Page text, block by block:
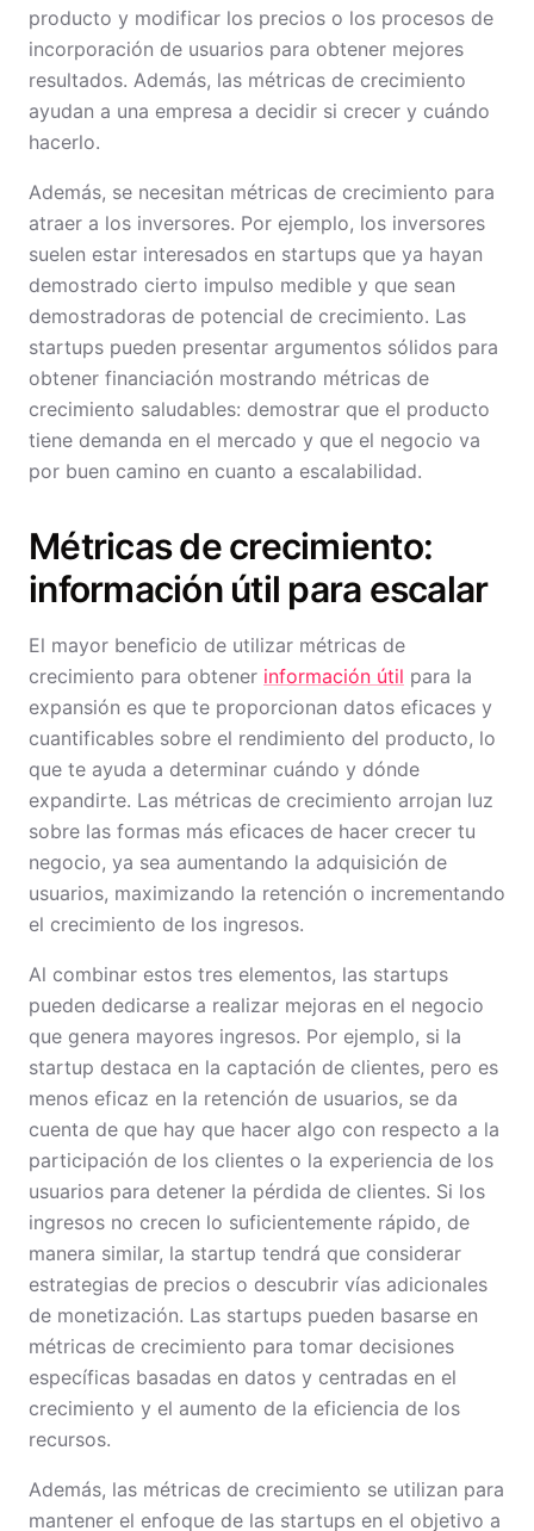
producto y modificar los precios o los procesos de
incorporación de usuarios para obtener mejores
resultados. Además, las métricas de crecimiento
ayudan a una empresa a decidir si crecer y cuándo
hacerlo.
Además, se necesitan métricas de crecimiento para
atraer a los inversores. Por ejemplo, los inversores
suelen estar interesados en startups que ya hayan
demostrado cierto impulso medible y que sean
demostradoras de potencial de crecimiento. Las
startups pueden presentar argumentos sólidos para
obtener financiación mostrando métricas de
crecimiento saludables: demostrar que el producto
tiene demanda en el mercado y que el negocio va
por buen camino en cuanto a escalabilidad.
Métricas de crecimiento:
información útil para escalar
El mayor beneficio de utilizar métricas de
crecimiento para obtener información útil para la
expansión es que te proporcionan datos eficaces y
cuantificables sobre el rendimiento del producto, lo
que te ayuda a determinar cuándo y dónde
expandirte. Las métricas de crecimiento arrojan luz
sobre las formas más eficaces de hacer crecer tu
negocio, ya sea aumentando la adquisición de
usuarios, maximizando la retención o incrementando
el crecimiento de los ingresos.
Al combinar estos tres elementos, las startups
pueden dedicarse a realizar mejoras en el negocio
que genera mayores ingresos. Por ejemplo, si la
startup destaca en la captación de clientes, pero es
menos eficaz en la retención de usuarios, se da
cuenta de que hay que hacer algo con respecto a la
participación de los clientes o la experiencia de los
usuarios para detener la pérdida de clientes. Si los
ingresos no crecen lo suficientemente rápido, de
manera similar, la startup tendrá que considerar
estrategias de precios o descubrir vías adicionales
de monetización. Las startups pueden basarse en
métricas de crecimiento para tomar decisiones
específicas basadas en datos y centradas en el
crecimiento y el aumento de la eficiencia de los
recursos.
Además, las métricas de crecimiento se utilizan para
mantener el enfoque de las startups en el objetivo a